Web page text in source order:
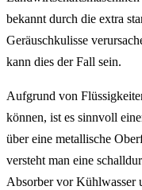
bekannt durch die extra
Geräuschkulisse
kann dies der Fall sein.
Aufgrund von
können, ist es sinnvoll
über eine metallische
versteht man eine
Absorber vor Kühlwasser